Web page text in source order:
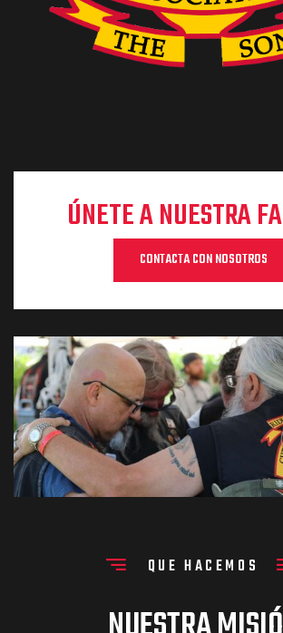
ÚNETE A NUESTRA
CONTACTA CON NOSOTROS
QUE HACEMOS